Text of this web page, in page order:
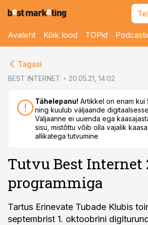
Avaleht Kõik lood TOPid
Tagasi
BEST INTERNET 20.05.21, 14:02
Tähelepanu! Artikkel on enam kui
ning kuulub väljaande
Väljaanne ei uuenda ega
sisu, mistõttu võib olla vajalik
allikatega tutvumine
Tutvu Best Internet
programmiga
Tartus Erinevate Tubade Klubis
septembrist 1. oktoobrini